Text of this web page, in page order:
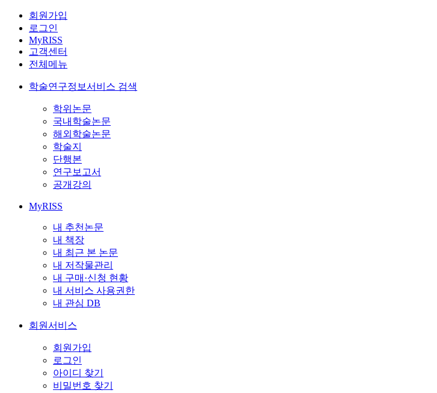
회원가입
로그인
MyRISS
고객센터
전체메뉴
학술연구정보서비스 검색
학위논문
국내학술논문
해외학술논문
학술지
단행본
연구보고서
공개강의
MyRISS
내 추천논문
내 책장
내 최근 본 논문
내 저작물관리
내 구매·신청 현황
내 서비스 사용권한
내 관심 DB
회원서비스
회원가입
로그인
아이디 찾기
비밀번호 찾기